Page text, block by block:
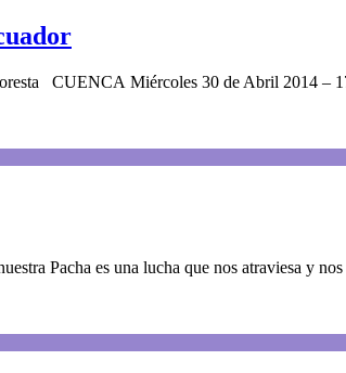
CUENCA Miércoles 30 de Abril 2014 –
Pacha es una lucha que nos atraviesa y